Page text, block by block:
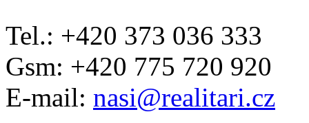
Tel.: +420 373 036 333
Gsm: +420 775 720 920
E-mail: nasi@realitari.cz